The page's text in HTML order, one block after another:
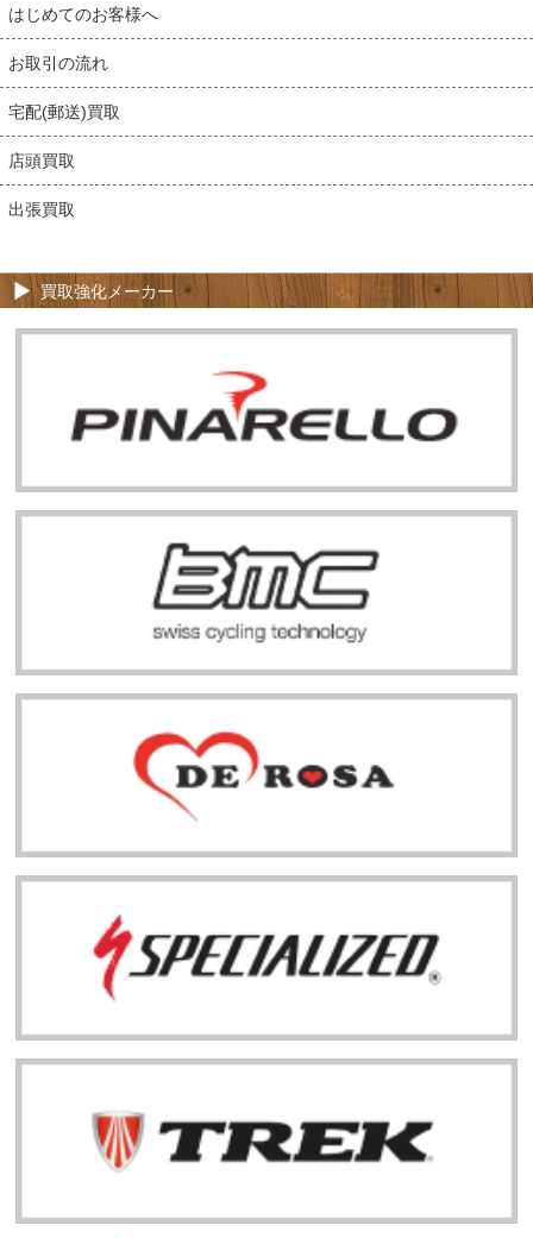
はじめてのお客様へ
お取引の流れ
宅配(郵送)買取
店頭買取
出張買取
買取強化メーカー